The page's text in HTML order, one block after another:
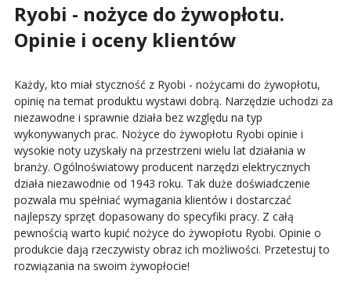
Ryobi - nożyce do żywopłotu.
Opinie i oceny klientów
Każdy, kto miał styczność z Ryobi - nożycami do żywopłotu,
opinię na temat produktu wystawi dobrą. Narzędzie uchodzi za
niezawodne i sprawnie działa bez względu na typ
wykonywanych prac. Nożyce do żywopłotu Ryobi opinie i
wysokie noty uzyskały na przestrzeni wielu lat działania w
branży. Ogólnoświatowy producent narzędzi elektrycznych
działa niezawodnie od 1943 roku. Tak duże doświadczenie
pozwala mu spełniać wymagania klientów i dostarczać
najlepszy sprzęt dopasowany do specyfiki pracy. Z całą
pewnością warto kupić nożyce do żywopłotu Ryobi. Opinie o
produkcie dają rzeczywisty obraz ich możliwości. Przetestuj to
rozwiązania na swoim żywopłocie!